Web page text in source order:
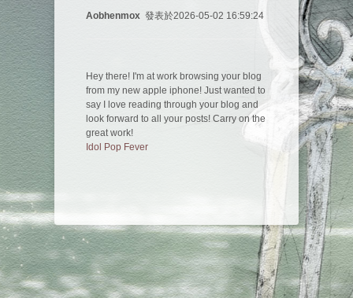
Aobhenmox 發表於2026-05-02 16:59:24
Hey there! I'm at work browsing your blog
from my new apple iphone! Just wanted to
say I love reading through your blog and
look forward to all your posts! Carry on the
great work!
Idol Pop Fever